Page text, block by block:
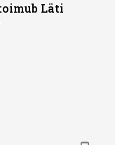
Läti